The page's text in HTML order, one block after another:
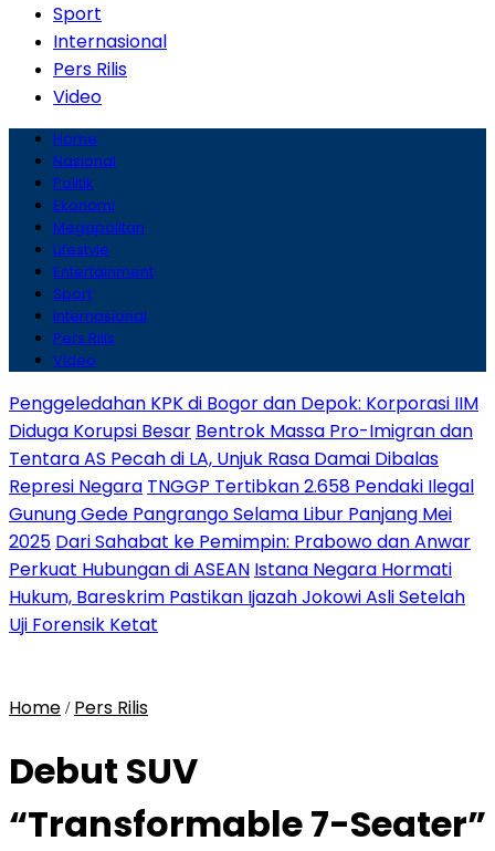
Sport
Internasional
Pers Rilis
Video
Home
Nasional
Politik
Ekonomi
Megapolitan
Lifestyle
Entertainment
Sport
Internasional
Pers Rilis
Video
Penggeledahan KPK di Bogor dan Depok: Korporasi IIM
Diduga Korupsi Besar Bentrok Massa Pro-Imigran dan
Tentara AS Pecah di LA, Unjuk Rasa Damai Dibalas
Represi Negara TNGGP Tertibkan 2.658 Pendaki Ilegal
Gunung Gede Pangrango Selama Libur Panjang Mei
2025 Dari Sahabat ke Pemimpin: Prabowo dan Anwar
Perkuat Hubungan di ASEAN Istana Negara Hormati
Hukum, Bareskrim Pastikan Ijazah Jokowi Asli Setelah
Uji Forensik Ketat
Home / Pers Rilis
Debut SUV
“Transformable 7-Seater”